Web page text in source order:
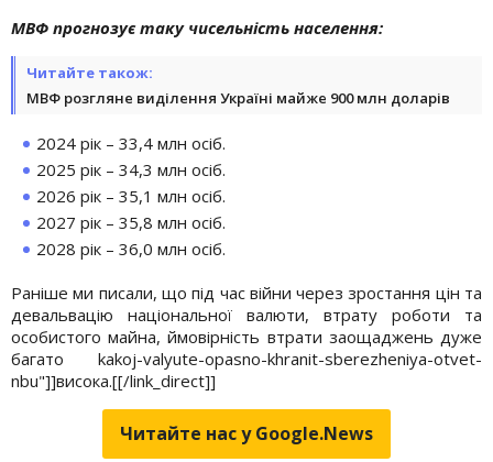
МВФ прогнозує таку чисельність населення:
Читайте також:
МВФ розгляне виділення Україні майже 900 млн доларів
2024 рік – 33,4 млн осіб.
2025 рік – 34,3 млн осіб.
2026 рік – 35,1 млн осіб.
2027 рік – 35,8 млн осіб.
2028 рік – 36,0 млн осіб.
Раніше ми писали, що під час війни через зростання цін та
девальвацію національної валюти, втрату роботи та
особистого майна, ймовірність втрати заощаджень дуже
багато kakoj-valyute-opasno-khranit-sberezheniya-otvet-
nbu"]]висока.[[/link_direct]]
Читайте нас у Google.News